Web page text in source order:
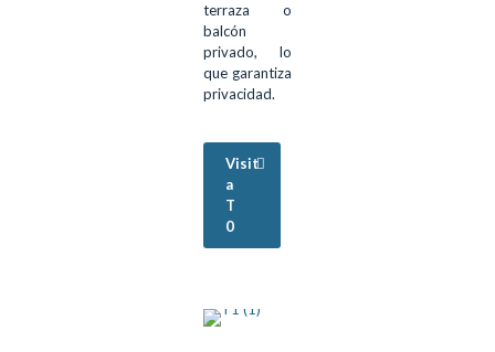
terraza o
balcón
privado, lo
que garantiza
privacidad.
Visit
a
T
0
Alojamiento